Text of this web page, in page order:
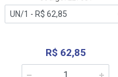
R$ 62,85